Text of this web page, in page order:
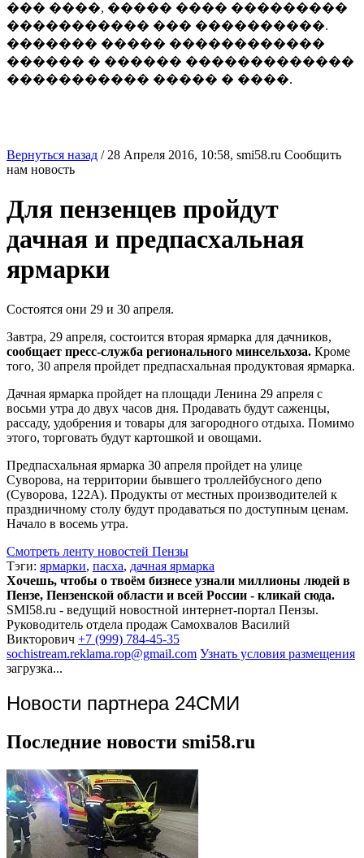
��� ����, ����� ���� ���������
����������� ��� ����������.
������� ����� ������������
������ � ������ �������������
����������� ����� � ����.
Вернуться назад / 28 Апреля 2016, 10:58, smi58.ru Сообщить
нам новость
Для пензенцев пройдут
дачная и предпасхальная
ярмарки
Состоятся они 29 и 30 апреля.
Завтра, 29 апреля, состоится вторая ярмарка для дачников,
сообщает пресс-служба регионального минсельхоза. Кроме
того, 30 апреля пройдет предпасхальная продуктовая ярмарка.
Дачная ярмарка пройдет на площади Ленина 29 апреля с
восьми утра до двух часов дня. Продавать будут саженцы,
рассаду, удобрения и товары для загородного отдыха. Помимо
этого, торговать будут картошкой и овощами.
Предпасхальная ярмарка 30 апреля пройдет на улице
Суворова, на территории бывшего троллейбусного депо
(Суворова, 122А). Продукты от местных производителей к
праздничному столу будут продаваться по доступным ценам.
Начало в восемь утра.
Смотреть ленту новостей Пензы
Тэги: ярмарки, пасха, дачная ярмарка
Хочешь, чтобы о твоём бизнесе узнали миллионы людей в
Пензе, Пензенской области и всей России - кликай сюда.
SMI58.ru - ведущий новостной интернет-портал Пензы.
Руководитель отдела продаж Самохвалов Василий
Викторович +7 (999) 784-45-35
sochistream.reklama.rop@gmail.com Узнать условия размещения
загрузка...
Новости партнера 24СМИ
Последние новости smi58.ru